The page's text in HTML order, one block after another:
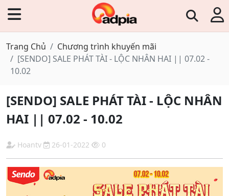
Trang Chủ
Chương trình khuyến mãi
[SENDO] SALE PHÁT TÀI - LỘC NHÂN HAI || 07.02 -
10.02
[SENDO] SALE PHÁT TÀI - LỘC NHÂN
HAI || 07.02 - 10.02
Hoantv 26-01-2022 0